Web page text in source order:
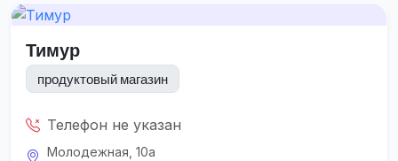
Тимур
продуктовый магазин
Телефон не указан
Молодежная, 10а